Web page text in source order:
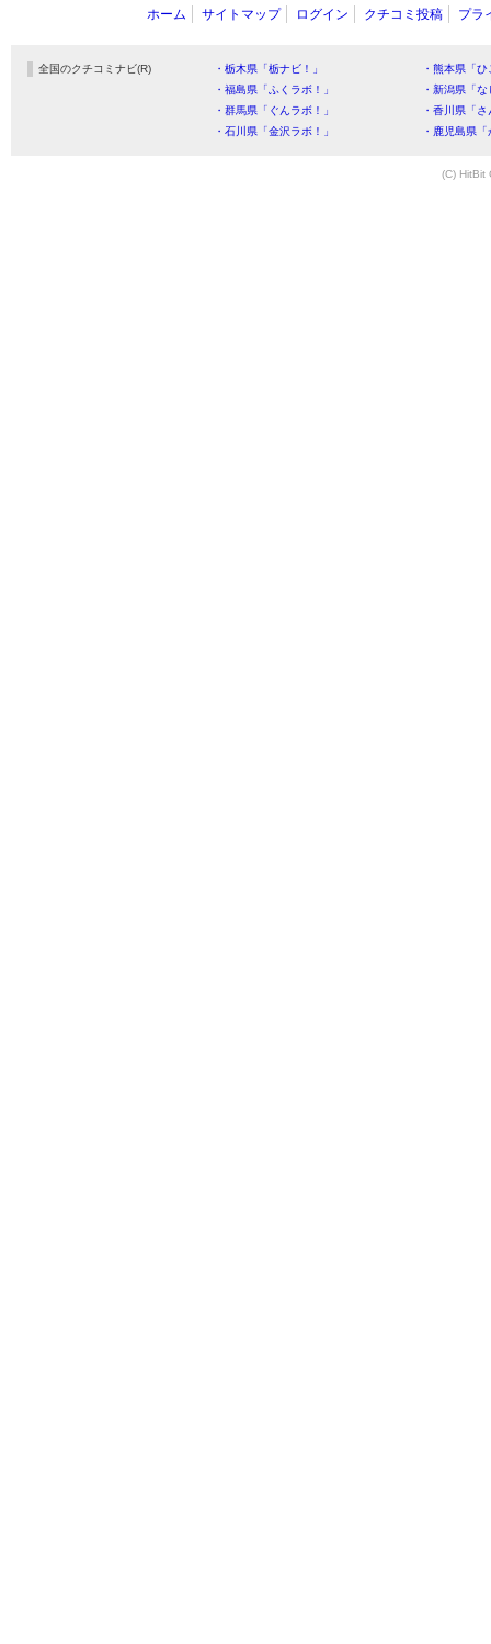
ホーム サイトマップ ログイン クチコミ投稿 プラ
全国のクチコミナビ(R) ・栃木県「栃ナビ！」
・熊本県「
・福島県「ふくラボ！」
・新潟県「
・群馬県「ぐんラボ！」
・香川県「
・石川県「金沢ラボ！」
・鹿児島県
(C) HitBit